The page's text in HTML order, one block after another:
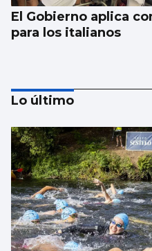
El Gobierno aplica
para los italianos
Se agrava la
Lo último